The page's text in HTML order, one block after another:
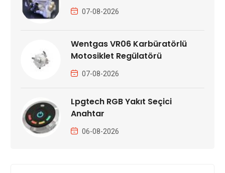
07-08-2026
Wentgas VR06 Karbüratörlü
Motosiklet Regülatörü
07-08-2026
Lpgtech RGB Yakıt Seçici
Anahtar
06-08-2026